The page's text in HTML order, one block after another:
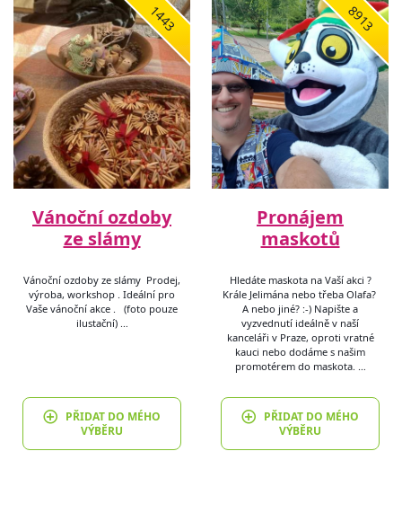
1443
Vánoční ozdoby
ze slámy
Vánoční ozdoby ze slámy Prodej,
výroba, workshop . Ideální pro
Vaše vánoční akce . (foto pouze
ilustační) …
PŘIDAT DO MÉHO
VÝBĚRU
8913
Pronájem
maskotů
Hledáte maskota na Vaší akci ?
Krále Jelimána nebo třeba Olafa?
A nebo jiné? :-) Napište a
vyzvednutí ideálně v naší
kanceláři v Praze, oproti vratné
kauci nebo dodáme s našim
promotérem do maskota. …
PŘIDAT DO MÉHO
VÝBĚRU